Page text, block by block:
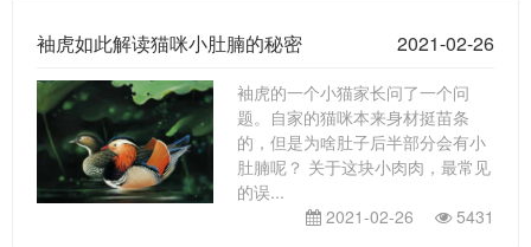
2021-02-26
袖虎如此解读猫咪小肚腩的秘密
袖虎的一个小猫家长问了一个问
题。自家的猫咪本来身材挺苗条
的，但是为啥肚子后半部分会有小
肚腩呢？ 关于这块小肉肉，最常见
的误...
2021-02-26
5431